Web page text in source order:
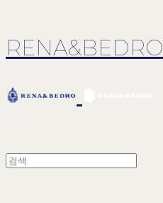
RENA&BEDRO